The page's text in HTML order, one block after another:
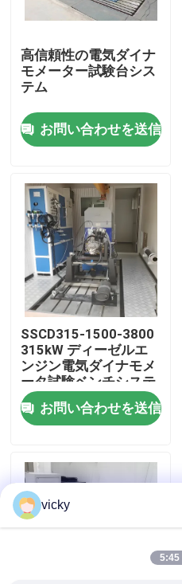
家へ
わたしたち に つい て
工場 ツアー
連絡 ください
ニュース
事件
トルクの力量計
高信頼性の電気ダイナ
モメーター試験台シス
テム
お問い合わせを送信
SSCD315-1500-3800
315kW ディーゼルエ
ンジン電気ダイナモメ
ータ試験ベンチシステ
ム
お問い合わせを送信
vicky
5:45